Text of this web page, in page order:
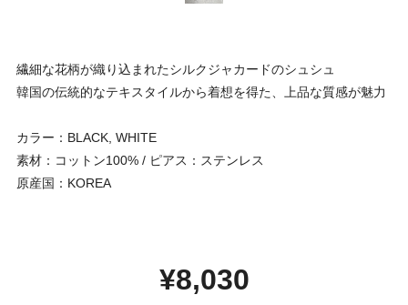
繊細な花柄が織り込まれたシルクジャカードのシュシュ
韓国の伝統的なテキスタイルから着想を得た、上品な質感が魅力
カラー：BLACK, WHITE
素材：コットン100% / ピアス：ステンレス
原産国：KOREA
¥8,030